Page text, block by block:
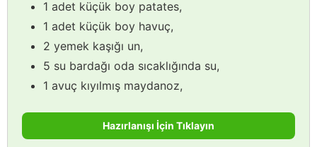
1 adet küçük boy patates,
1 adet küçük boy havuç,
2 yemek kaşığı un,
5 su bardağı oda sıcaklığında su,
1 avuç kıyılmış maydanoz,
Hazırlanışı İçin Tıklayın